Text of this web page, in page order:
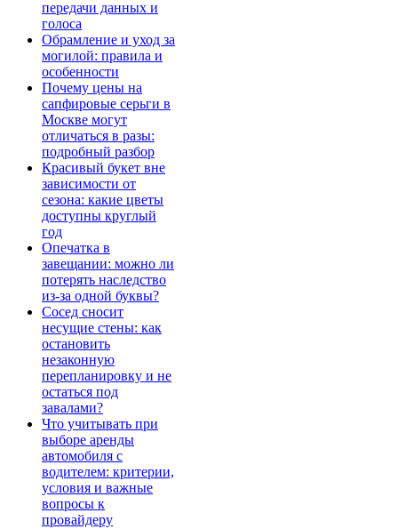
передачи данных и
голоса
Обрамление и уход за
могилой: правила и
особенности
Почему цены на
сапфировые серьги в
Москве могут
отличаться в разы:
подробный разбор
Красивый букет вне
зависимости от
сезона: какие цветы
доступны круглый
год
Опечатка в
завещании: можно ли
потерять наследство
из-за одной буквы?
Сосед сносит
несущие стены: как
остановить
незаконную
перепланировку и не
остаться под
завалами?
Что учитывать при
выборе аренды
автомобиля с
водителем: критерии,
условия и важные
вопросы к
провайдеру